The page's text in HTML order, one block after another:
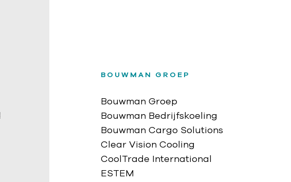
BOUWMAN GROEP
Bouwman Groep
Bouwman Bedrijfskoeling
Bouwman Cargo Solutions
Clear Vision Cooling
CoolTrade International
ESTEM